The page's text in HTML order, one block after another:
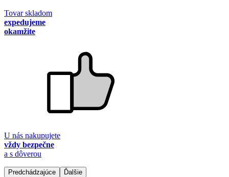
Tovar skladom
expedujeme
okamžite
U nás nakupujete
vždy bezpečne
a s dôverou
Predchádzajúce Ďalšie